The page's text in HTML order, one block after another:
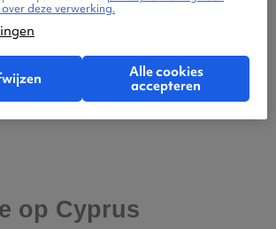
in Larnaca
voor zowel beginners
als gevorderde duikers
op Cyprus
deze verwerking.
Alle cookies
accepteren